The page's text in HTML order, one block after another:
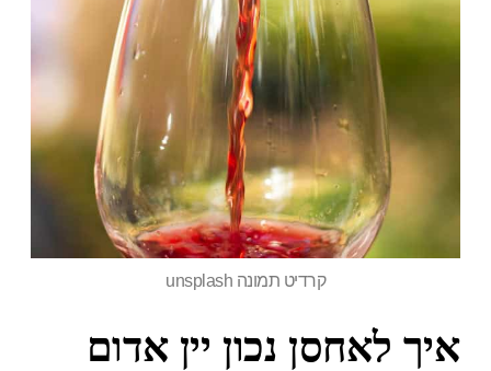
קרדיט תמונה unsplash
איך לאחסן נכון יין אדום